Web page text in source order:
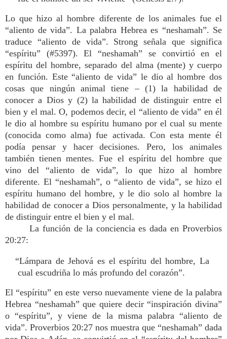
Lo que hizo al hombre diferente de los animales fue el
“aliento de vida”. La palabra Hebrea es “neshamah”. Se
traduce “aliento de vida”. Strong señala que significa
“espíritu” (#5397). El “neshamah” se convirtió en el
espíritu del hombre, separado del alma (mente) y cuerpo
en función. Este “aliento de vida” le dio al hombre dos
cosas que ningún animal tiene – (1) la habilidad de
conocer a Dios y (2) la habilidad de distinguir entre el
bien y el mal. O, podemos decir, el “aliento de vida” en él
le dio al hombre su espíritu humano por el cual su mente
(conocida como alma) fue activada. Con esta mente él
podía pensar y hacer decisiones. Pero, los animales
también tienen mentes. Fue el espíritu del hombre que
vino del “aliento de vida”, lo que hizo al hombre
diferente. El “neshamah”, o “aliento de vida”, se hizo el
espíritu humano del hombre, y le dio solo al hombre la
habilidad de conocer a Dios personalmente, y la habilidad
de distinguir entre el bien y el mal.
La función de la conciencia es dada en Proverbios
20:27:
“Lámpara de Jehová es el espíritu del hombre, La
cual escudriña lo más profundo del corazón”.
El “espíritu” en este verso nuevamente viene de la palabra
Hebrea “neshamah” que quiere decir “inspiración divina”
o “espíritu”, y viene de la misma palabra “aliento de
vida”. Proverbios 20:27 nos muestra que “neshamah” dada